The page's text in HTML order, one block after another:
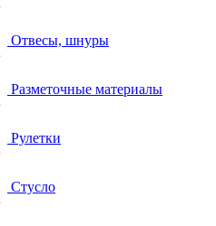
Отвесы, шнуры
Разметочные материалы
Рулетки
Стусло